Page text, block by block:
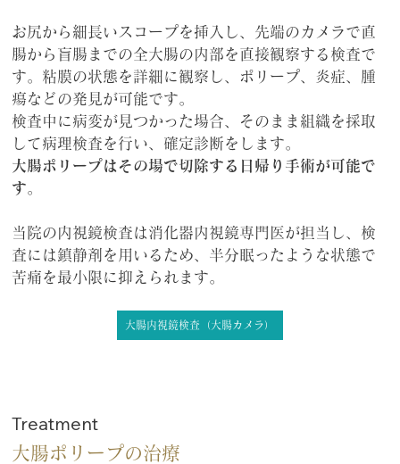
お尻から細長いスコープを挿入し、先端のカメラで直
腸から盲腸までの全大腸の内部を直接観察する検査で
す。粘膜の状態を詳細に観察し、ポリープ、炎症、腫
瘍などの発見が可能です。
検査中に病変が見つかった場合、そのまま組織を採取
して病理検査を行い、確定診断をします。
大腸ポリープはその場で切除する日帰り手術が可能で
す。
当院の内視鏡検査は消化器内視鏡専門医が担当し、検
査には鎮静剤を用いるため、半分眠ったような状態で
苦痛を最小限に抑えられます。
大腸内視鏡検査（大腸カメラ）
Treatment
大腸ポリープの治療